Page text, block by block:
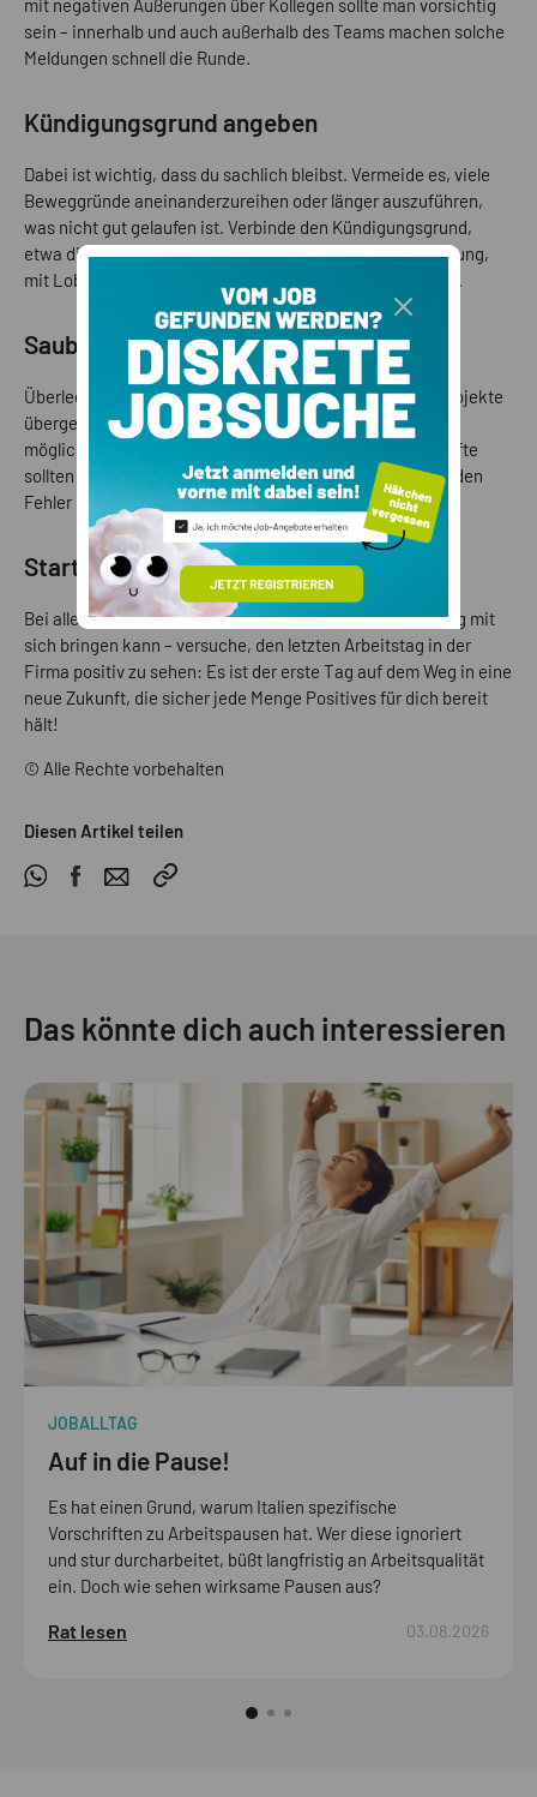
sein – innerhalb und auch außerhalb des Teams machen solche
Meldungen schnell die Runde.
Kündigungsgrund angeben
Dabei ist wichtig, dass du sachlich bleibst. Vermeide es, viele
Beweggründe aneinanderzureihen oder länger auszuführen,
was nicht gut gelaufen ist. Verbinde den Kündigungsgrund,
etwa die Aussicht auf eine neue berufliche Herausforderung,
mit Lob und Anerkennung für den bisherigen Arbeitgeber.
Saubere Übergabe sicherstellen
Überlege dir vorab, wie und an wen die angefangenen Projekte
übergeben werden können, damit auch ohne dich alles
möglichst reibungslos weiterläuft. Auch die Führungskräfte
sollten über diese Planung Bescheid wissen. Mach nicht den
Fehler und denk dir „und hinter mir die Sintflut …“.
Start in die spannende Zukunft
Bei allen Ängsten und Unsicherheiten, die eine Kündigung mit
sich bringen kann – versuche, den letzten Arbeitstag in der
Firma positiv zu sehen: Es ist der erste Tag auf dem Weg in eine
neue Zukunft, die sicher jede Menge Positives für dich bereit
hält!
© Alle Rechte vorbehalten
Diesen Artikel teilen
Das könnte dich auch interessieren
JOBALLTAG
Auf in die Pause!
Es hat einen Grund, warum Italien spezifische
Vorschriften zu Arbeitspausen hat. Wer diese ignoriert
und stur durcharbeitet, büßt langfristig an Arbeitsqualität
ein. Doch wie sehen wirksame Pausen aus?
Rat lesen 03.08.2026